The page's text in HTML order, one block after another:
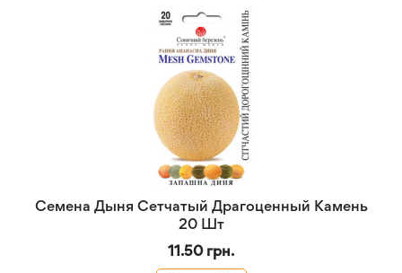
Семена Дыня Сетчатый Драгоценный Камень
20 Шт
11.50 грн.